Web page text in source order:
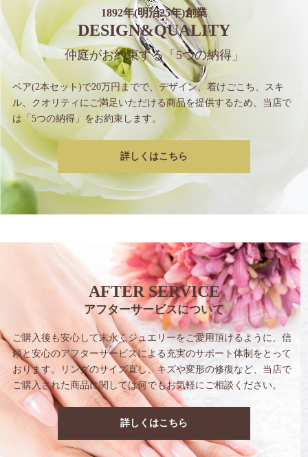
1892年(明治25年)創業
DESIGN&QUALITY
仲庭がお約束する「5つの納得」
ペア(2本セット)で20万円までで、 デザイン、着けごこち、スキ
ル、クオリティに ご満足いただける商品を提供するため、 当店で
は「5つの納得」をお約束します。
詳しくはこちら
AFTER SERVICE
アフターサービスについて
ご購入後も安心して末永くジュエリーをご愛用頂けるように、信
頼と安心のアフターサービスによる充実のサポート体制をとって
おります。
リングのサイズ直し、キズや変形の修復など、 当店で
ご購入された商品に関しては何でもお気軽にご相談ください。
詳しくはこちら